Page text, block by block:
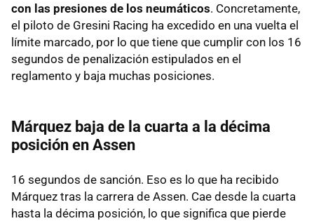
con las presiones de los neumáticos. Concretamente,
el piloto de Gresini Racing ha excedido en una vuelta el
límite marcado, por lo que tiene que cumplir con los 16
segundos de penalización estipulados en el
reglamento y baja muchas posiciones.
Márquez baja de la cuarta a la décima
posición en Assen
16 segundos de sanción. Eso es lo que ha recibido
Márquez tras la carrera de Assen. Cae desde la cuarta
hasta la décima posición, lo que significa que pierde